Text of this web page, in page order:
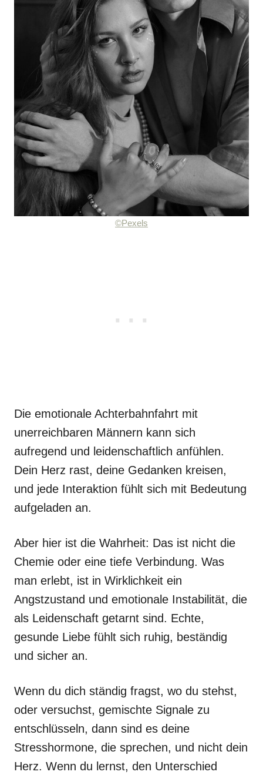
©Pexels
Die emotionale Achterbahnfahrt mit
unerreichbaren Männern kann sich
aufregend und leidenschaftlich anfühlen.
Dein Herz rast, deine Gedanken kreisen,
und jede Interaktion fühlt sich mit Bedeutung
aufgeladen an.
Aber hier ist die Wahrheit: Das ist nicht die
Chemie oder eine tiefe Verbindung. Was
man erlebt, ist in Wirklichkeit ein
Angstzustand und emotionale Instabilität, die
als Leidenschaft getarnt sind. Echte,
gesunde Liebe fühlt sich ruhig, beständig
und sicher an.
Wenn du dich ständig fragst, wo du stehst,
oder versuchst, gemischte Signale zu
entschlüsseln, dann sind es deine
Stresshormone, die sprechen, und nicht dein
Herz. Wenn du lernst, den Unterschied